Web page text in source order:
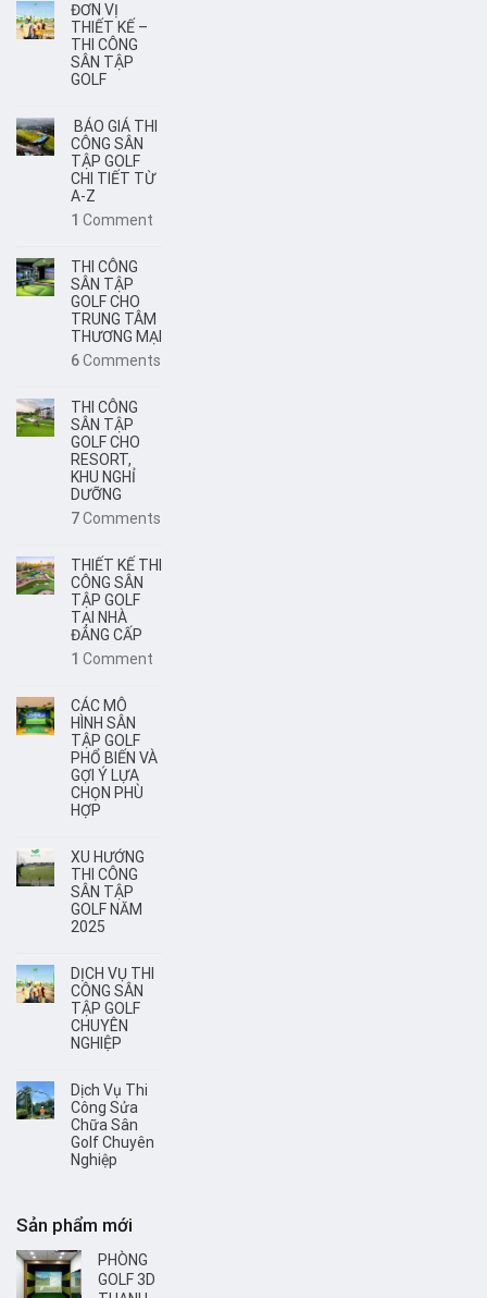
ĐƠN VỊ
THIẾT KẾ –
THI CÔNG
SÂN TẬP
GOLF
BÁO GIÁ THI
CÔNG SÂN
TẬP GOLF
CHI TIẾT TỪ
A-Z
1 Comment
THI CÔNG
SÂN TẬP
GOLF CHO
TRUNG TÂM
THƯƠNG MẠI
6Comments
THI CÔNG
SÂN TẬP
GOLF CHO
RESORT,
KHU NGHỈ
DƯỠNG
7Comments
THIẾT KẾ THI
CÔNG SÂN
TẬP GOLF
TẠI NHÀ
ĐẲNG CẤP
1 Comment
CÁC MÔ
HÌNH SÂN
TẬP GOLF
PHỔ BIẾN VÀ
GỢI Ý LỰA
CHỌN PHÙ
HỢP
XU HƯỚNG
THI CÔNG
SÂN TẬP
GOLF NĂM
2025
DỊCH VỤ THI
CÔNG SÂN
TẬP GOLF
CHUYÊN
NGHIỆP
Dịch Vụ Thi
Công Sửa
Chữa Sân
Golf Chuyên
Nghiệp
Sản phẩm mới
PHÒNG
GOLF 3D